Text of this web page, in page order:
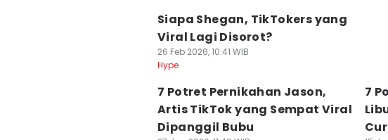
Siapa Shegan, TikTokers yang
Viral Lagi Disorot?
26 Feb 2026, 10:41 WIB
Hype
7 Potret Pernikahan Jason,
Artis TikTok yang Sempat Viral
Dipanggil Bubu
7